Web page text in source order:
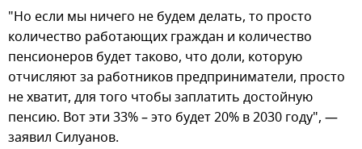
"Но если мы ничего не будем делать, то просто
количество работающих граждан и количество
пенсионеров будет таково, что доли, которую
отчисляют за работников предприниматели, просто
не хватит, для того чтобы заплатить достойную
пенсию. Вот эти 33% – это будет 20% в 2030 году", —
заявил Силуанов.